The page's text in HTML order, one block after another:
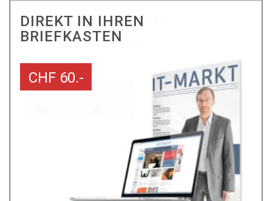
DIREKT IN IHREN
BRIEFKASTEN
CHF 60.-